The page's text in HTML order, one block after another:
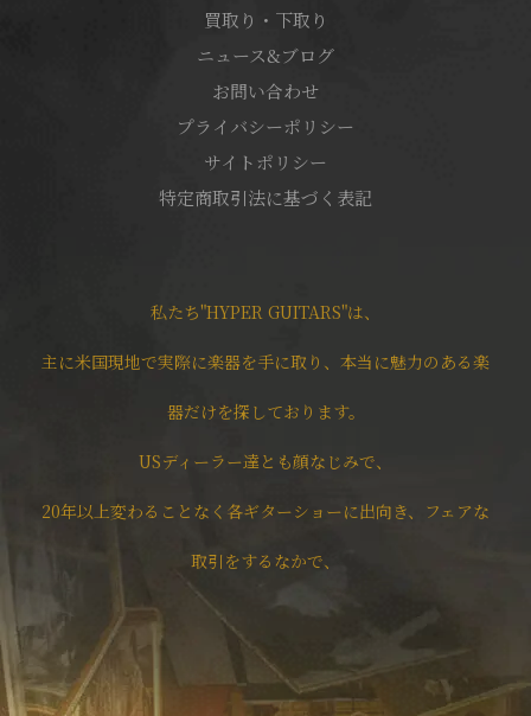
買取り・下取り
ニュース&ブログ
お問い合わせ
プライバシーポリシー
サイトポリシー
特定商取引法に基づく表記
私たち"HYPER GUITARS"は、
主に米国現地で実際に楽器を手に取り、本当に魅力のある楽
器だけを探しております。
USディーラー達とも顔なじみで、
20年以上変わることなく各ギターショーに出向き、フェアな
取引をするなかで、